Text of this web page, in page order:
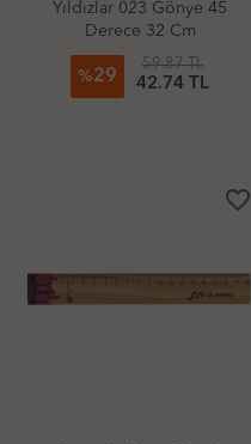
Yıldızlar 023 Gönye 45
Derece 32 Cm
%29
59.87 TL
42.74 TL
favorite_border